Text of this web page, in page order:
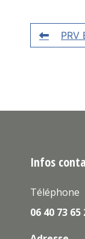
PRV
Infos
Téléphone
06 40 73 65